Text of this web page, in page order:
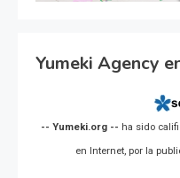
Yumeki Agency
-- Yumeki.org -- ha sido
en Internet, por la